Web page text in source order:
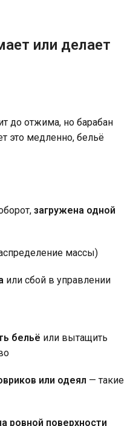
или делает
до отжима, но барабан
это медленно, бельё
загружена одной
массы)
или сбой в управлении
бельё или вытащить
или одеял — такие
ровной поверхности